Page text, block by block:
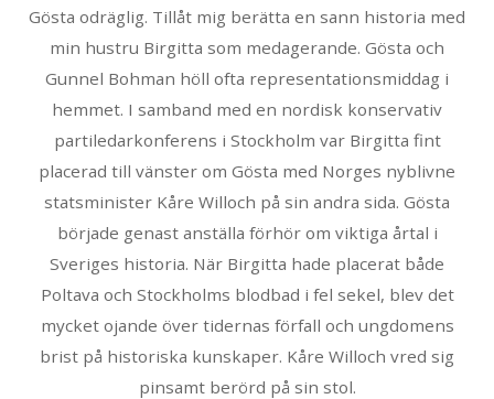
Gösta odräglig. Tillåt mig berätta en sann historia med
min hustru Birgitta som medagerande. Gösta och
Gunnel Bohman höll ofta representationsmiddag i
hemmet. I samband med en nordisk konservativ
partiledarkonferens i Stockholm var Birgitta fint
placerad till vänster om Gösta med Norges nyblivne
statsminister Kåre Willoch på sin andra sida. Gösta
började genast anställa förhör om viktiga årtal i
Sveriges historia. När Birgitta hade placerat både
Poltava och Stockholms blodbad i fel sekel, blev det
mycket ojande över tidernas förfall och ungdomens
brist på historiska kunskaper. Kåre Willoch vred sig
pinsamt berörd på sin stol.